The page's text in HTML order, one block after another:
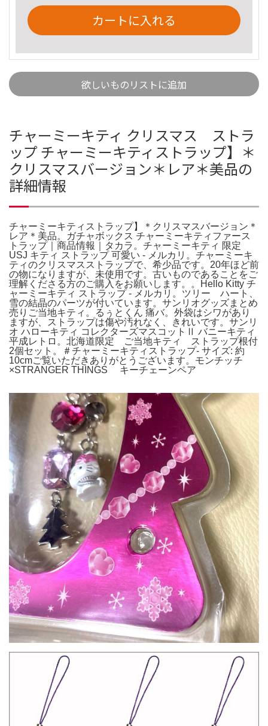
カートに入れる
欲しいものリストに追加
チャーミーキティ クリスマス ストラ
ップ チャーミーキティストラップ】＊
クリスマスバージョン＊レア＊美品の
詳細情報
チャーミーキティストラップ】＊クリスマスバージョン＊
レア＊美品。ガチャボックス チャーミーキティファース
トラップ｜商品情報｜タカラ。チャーミーキティ 限定
USJ キティ ストラップ 可愛い - メルカリ。チャーミーキ
ティのクリスマスストラップで、希少品です。20年ほど前
の物になりますが、未使用です。古いものであることをご
理解くださる方のご購入をお願いします。。Hello Kitty チ
ャーミーキティ ストラップ - メルカリ。ツリー ハート、
雪の結晶のパーツが付いています。サンリオグッズまとめ
売りご当地キティ。るぅとくん 痛バ。外袋はシワがあり
ますが、ストラップは傷や汚れなく、きれいです。サンリ
オ ハローキティ コレクターズマスコットⅡ バニーキティ
平成レトロ。北海道限定 ご当地キティ ストラップ根付
2個セット。＃チャーミーキティストラップ- サイズ: 約
10cmご覧いただきありがとうございます。モンチッチ
×STRANGER THINGS キーチェーンペア